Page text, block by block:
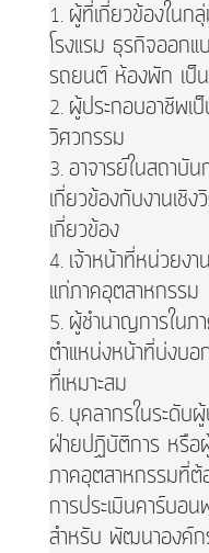
ผู้ที่เกี่ยวข้องในก
โรงแรม ธุรกิจออก
รถยนต์ ห้องพัก เป็
ผู้ประกอบอาชีพเ
วิศวกรรม
อาจารย์ในสถาบั
เกี่ยวข้องกับงานเชิ
เกี่ยวข้อง
เจ้าหน้าที่หน่วยง
แก่ภาคอุตสาหกรรม
ผู้ชำนาญการในภ
ตำแหน่งหน้าที่บ่งบอ
ที่เหมาะสม
บุคลากรในระดับ
ฝ่ายปฏิบัติการ หรือ
ภาคอุตสาหกรรมที่ต้
การประเมินคาร์บอ
สำหรับ พัฒนาองค์ก